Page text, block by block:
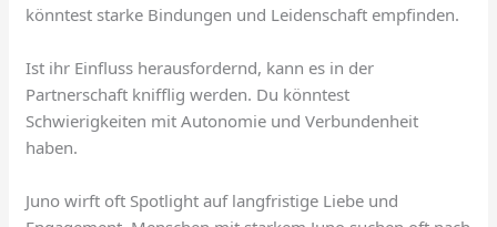
könntest starke Bindungen und Leidenschaft empfinden.
Ist ihr Einfluss herausfordernd, kann es in der
Partnerschaft knifflig werden. Du könntest
Schwierigkeiten mit Autonomie und Verbundenheit
haben.
Juno wirft oft Spotlight auf langfristige Liebe und